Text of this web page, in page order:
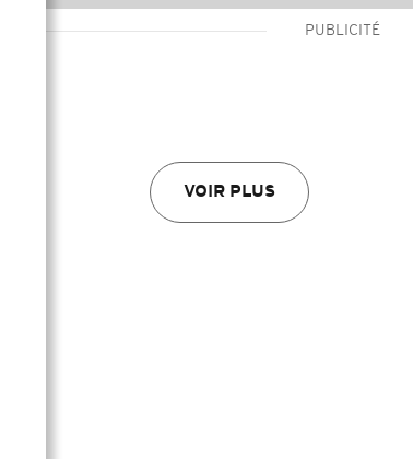
PUBLICITÉ
VOIR PLUS